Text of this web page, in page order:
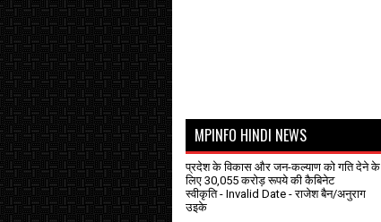
MPINFO HINDI NEWS
प्रदेश के विकास और जन-कल्याण को गति देने के
लिए 30,055 करोड़ रूपये की कैबिनेट
स्वीकृति- Invalid Date - राजेश बैन/अनुराग
उइके